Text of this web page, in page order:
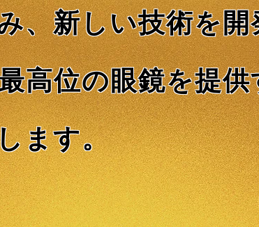
、新しい技術を開
高位の眼鏡を提
ます。